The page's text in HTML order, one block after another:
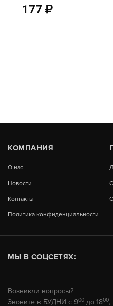
177
КОМПАНИЯ
О нас
Новости
Контакты
Политика конфиденциальности
МЫ В СОЦСЕТЯХ:
Возникли вопросы?
Звоните в БУДНИ с 900 до 1800,